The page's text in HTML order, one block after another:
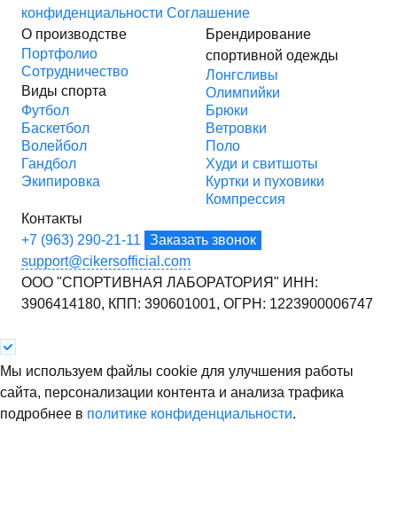
конфиденциальности Соглашение
О производстве
Портфолио
Сотрудничество
Виды спорта
Футбол
Баскетбол
Волейбол
Гандбол
Экипировка
Брендирование
спортивной одежды
Лонгсливы
Олимпийки
Брюки
Ветровки
Поло
Худи и свитшоты
Куртки и пуховики
Компрессия
Контакты
+7 (963) 290-21-11
Заказать звонок
support@cikersofficial.com
ООО "СПОРТИВНАЯ ЛАБОРАТОРИЯ" ИНН:
3906414180, КПП: 390601001, ОГРН: 1223900006747
Мы используем файлы cookie для улучшения работы
сайта, персонализации контента и анализа трафика
подробнее в политике конфиденциальности.